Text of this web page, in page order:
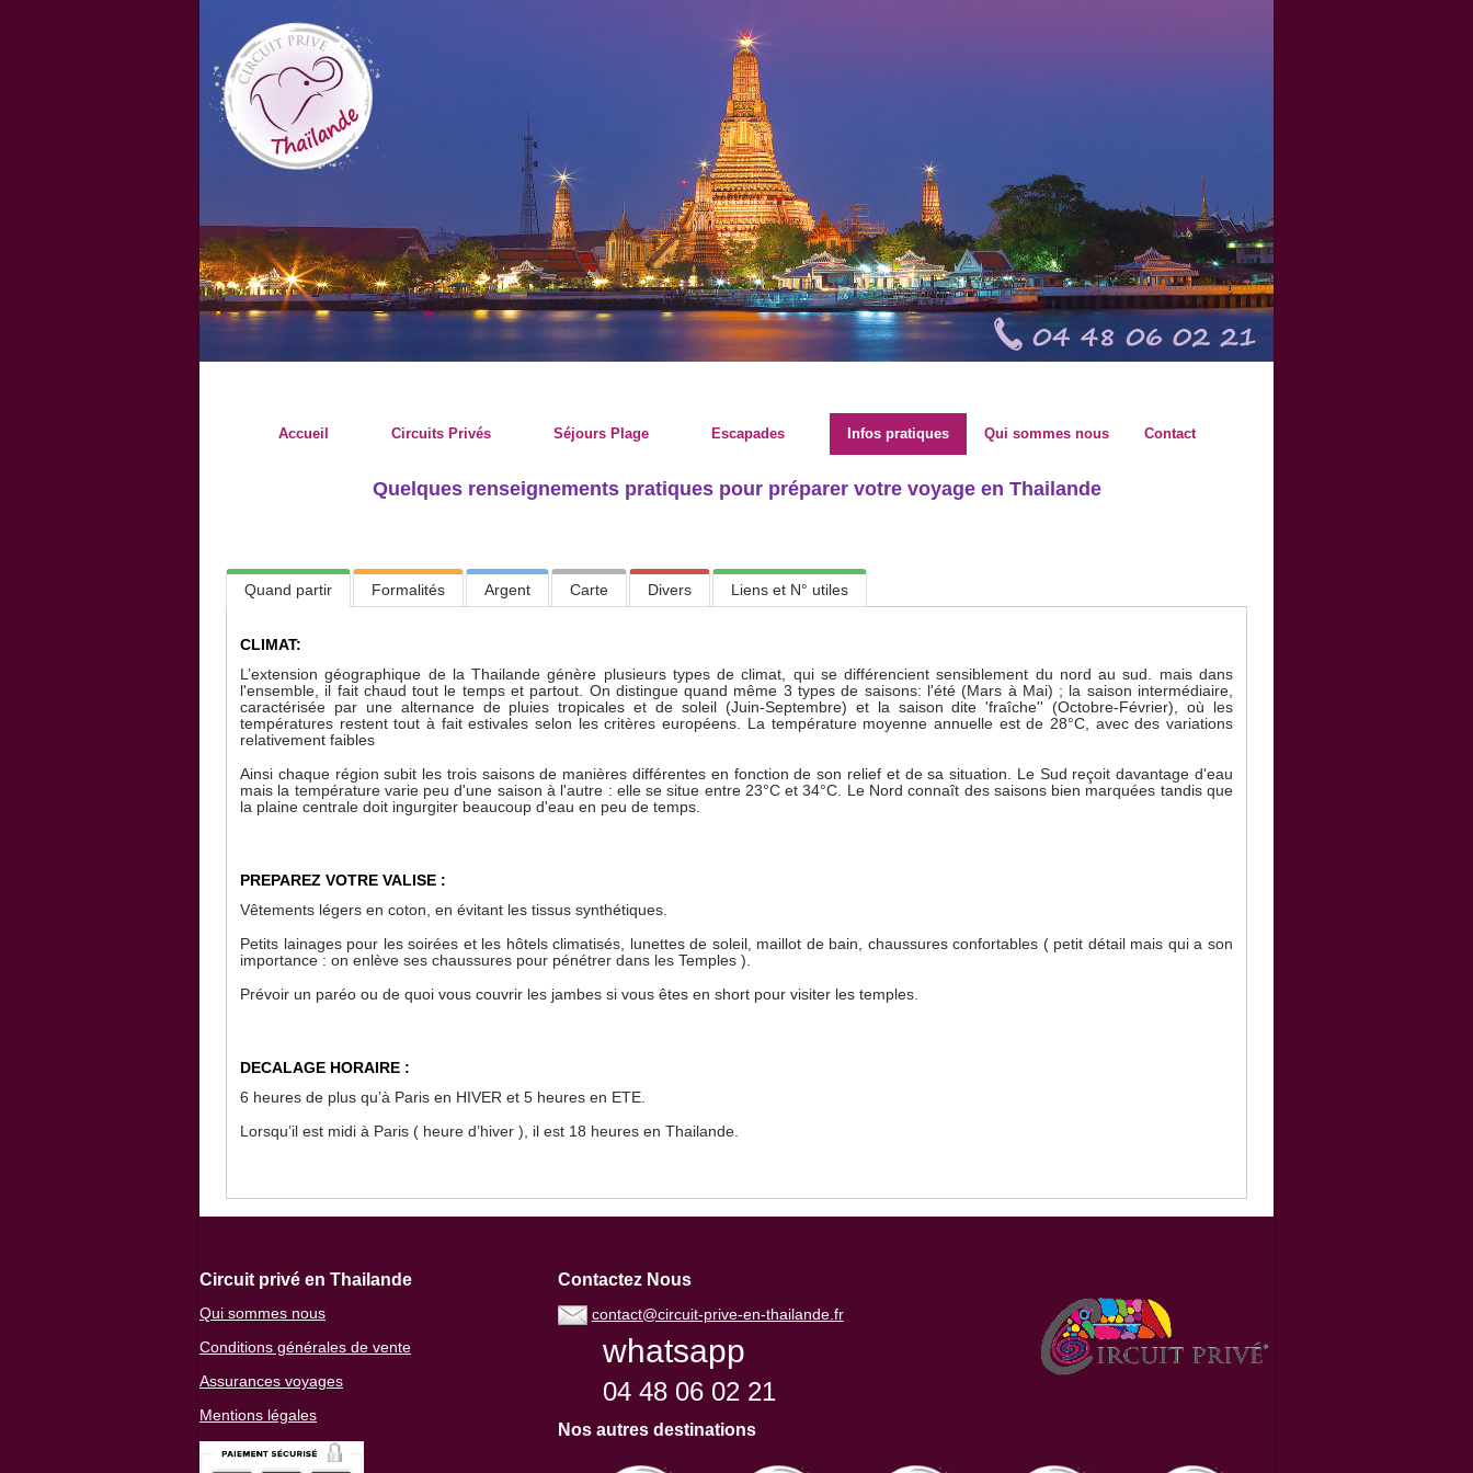
Accueil Circuits Privés Séjours Plage Escapades Infos pratiques Qui sommes nous Contact
Quelques renseignements pratiques pour préparer votre voyage en Thailande
Quand partir Formalités Argent Carte Divers Liens et N° utiles
CLIMAT:
L’extension géographique de la Thailande génère plusieurs types de climat, qui se différencient sensiblement du nord au sud. mais dans
l'ensemble, il fait chaud tout le temps et partout. On distingue quand même 3 types de saisons: l'été (Mars à Mai) ; la saison intermédiaire,
caractérisée par une alternance de pluies tropicales et de soleil (Juin-Septembre) et la saison dite 'fraîche'' (Octobre-Février), où les
températures restent tout à fait estivales selon les critères européens. La température moyenne annuelle est de 28°C, avec des variations
relativement faibles
Ainsi chaque région subit les trois saisons de manières différentes en fonction de son relief et de sa situation. Le Sud reçoit davantage d'eau
mais la température varie peu d'une saison à l'autre : elle se situe entre 23°C et 34°C. Le Nord connaît des saisons bien marquées tandis que
la plaine centrale doit ingurgiter beaucoup d'eau en peu de temps.
PREPAREZ VOTRE VALISE :
Vêtements légers en coton, en évitant les tissus synthétiques.
Petits lainages pour les soirées et les hôtels climatisés, lunettes de soleil, maillot de bain, chaussures confortables ( petit détail mais qui a son
importance : on enlève ses chaussures pour pénétrer dans les Temples ).
Prévoir un paréo ou de quoi vous couvrir les jambes si vous êtes en short pour visiter les temples.
DECALAGE HORAIRE :
6 heures de plus qu’à Paris en HIVER et 5 heures en ETE.
Lorsqu’il est midi à Paris ( heure d’hiver ), il est 18 heures en Thailande.
Circuit privé en Thailande
Qui sommes nous
Conditions générales de vente
Assurances voyages
Mentions légales
Contactez Nous
contact@circuit-prive-en-thailande.fr
whatsapp
04 48 06 02 21
Nos autres destinations